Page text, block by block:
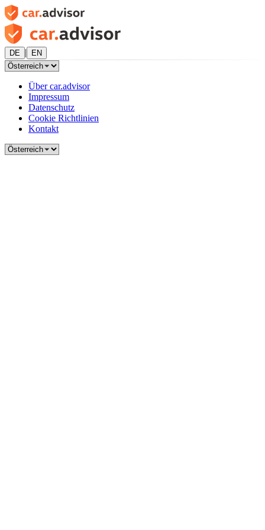
DE | EN
Über car.advisor
Impressum
Datenschutz
Cookie Richtlinien
Kontakt